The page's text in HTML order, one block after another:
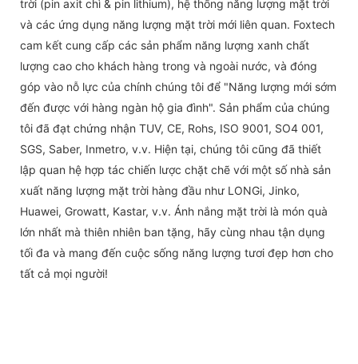
trời (pin axit chì & pin lithium), hệ thống năng lượng mặt trời
và các ứng dụng năng lượng mặt trời mới liên quan. Foxtech
cam kết cung cấp các sản phẩm năng lượng xanh chất
lượng cao cho khách hàng trong và ngoài nước, và đóng
góp vào nỗ lực của chính chúng tôi để "Năng lượng mới sớm
đến được với hàng ngàn hộ gia đình". Sản phẩm của chúng
tôi đã đạt chứng nhận TUV, CE, Rohs, ISO 9001, SO4 001,
SGS, Saber, Inmetro, v.v. Hiện tại, chúng tôi cũng đã thiết
lập quan hệ hợp tác chiến lược chặt chẽ với một số nhà sản
xuất năng lượng mặt trời hàng đầu như LONGi, Jinko,
Huawei, Growatt, Kastar, v.v. Ánh nắng mặt trời là món quà
lớn nhất mà thiên nhiên ban tặng, hãy cùng nhau tận dụng
tối đa và mang đến cuộc sống năng lượng tươi đẹp hơn cho
tất cả mọi người!